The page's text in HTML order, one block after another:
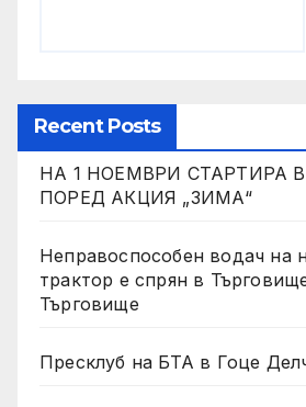
Recent Posts
НА 1 НОЕМВРИ СТАРТИРА
ПОРЕД АКЦИЯ „ЗИМА“
Неправоспособен водач на
трактор е спрян в
Търговище
Пресклуб на БТА в Гоце